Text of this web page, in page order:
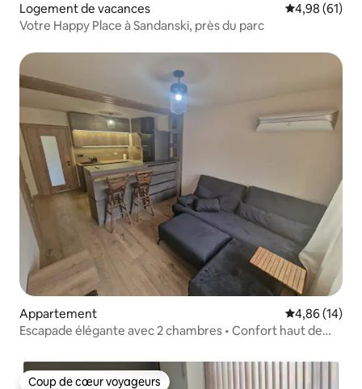
Logement de vacances Évaluation
4,98 (61)
Votre Happy Place à Sandanski, près du parc
Appartement Évaluation
4,86 (14)
Escapade élégante avec 2 chambres • Confort haut de
Coup de cœur voyageurs